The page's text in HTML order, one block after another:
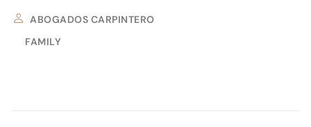
ABOGADOS CARPINTERO
FAMILY